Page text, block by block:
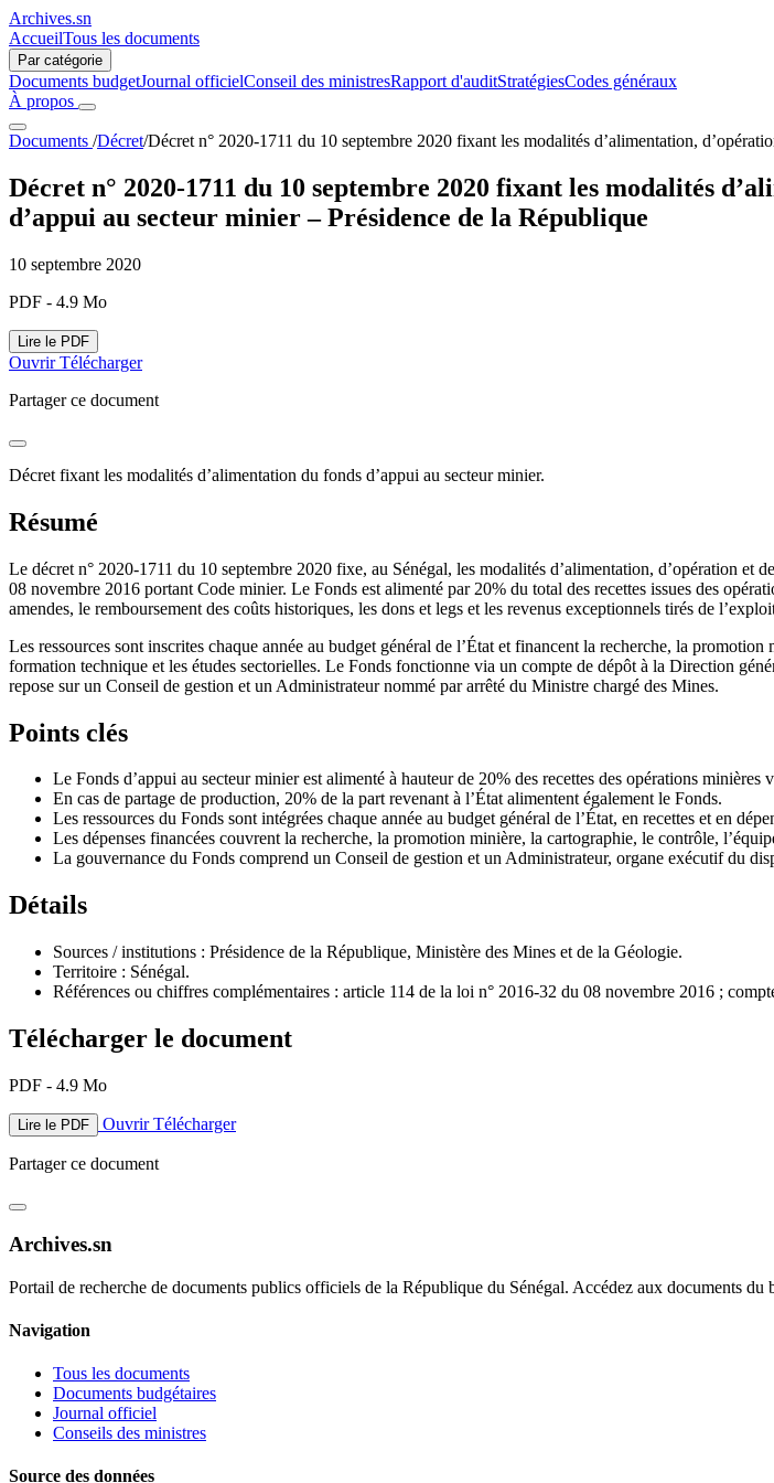
Archives.sn
AccueilTous les documents
Par catégorie
Documents budgetJournal officielConseil des ministresRapport d'auditStratégiesCodes généraux
À propos
Documents /Décret/Décret n° 2020-1711 du 10 septembre 2020 fixant les modalités d’alimentation,
Décret n° 2020-1711 du 10 septembre 2020 fixant les modalités
d’appui au secteur minier – Présidence de la République
10 septembre 2020
PDF - 4.9 Mo
Lire le PDF
OuvrirTélécharger
Partager ce document
Décret fixant les modalités d’alimentation du fonds d’appui au secteur minier.
Résumé
Le décret n° 2020-1711 du 10 septembre 2020 fixe, au Sénégal, les modalités d’alimentation, d’opération
08 novembre 2016 portant Code minier. Le Fonds est alimenté par 20% du total des recettes issues des
amendes, le remboursement des coûts historiques, les dons et legs et les revenus exceptionnels tirés de
Les ressources sont inscrites chaque année au budget général de l’État et financent la recherche, la
formation technique et les études sectorielles. Le Fonds fonctionne via un compte de dépôt à la Direction
repose sur un Conseil de gestion et un Administrateur nommé par arrêté du Ministre chargé des Mines.
Points clés
Le Fonds d’appui au secteur minier est alimenté à hauteur de 20% des recettes des opérations minières
En cas de partage de production, 20% de la part revenant à l’État alimentent également le Fonds.
Les ressources du Fonds sont intégrées chaque année au budget général de l’État, en recettes et en
Les dépenses financées couvrent la recherche, la promotion minière, la cartographie, le contrôle,
La gouvernance du Fonds comprend un Conseil de gestion et un Administrateur, organe exécutif du
Détails
Sources / institutions : Présidence de la République, Ministère des Mines et de la Géologie.
Territoire : Sénégal.
Références ou chiffres complémentaires : article 114 de la loi n° 2016-32 du 08 novembre 2016 ;
Télécharger le document
PDF - 4.9 Mo
Lire le PDF OuvrirTélécharger
Partager ce document
Archives.sn
Portail de recherche de documents publics officiels de la République du Sénégal. Accédez aux documents
Navigation
Tous les documents
Documents budgétaires
Journal officiel
Conseils des ministres
Source des données